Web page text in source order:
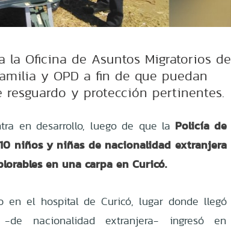
la Oficina de Asuntos Migratorios de
y OPD a fin de que puedan
y protección pertinentes.
en desarrollo, luego de que la Policía de
niños y niñas de nacionalidad extranjera
en una carpa en Curicó.
en el hospital de Curicó, lugar donde llegó
nacionalidad extranjera- ingresó en